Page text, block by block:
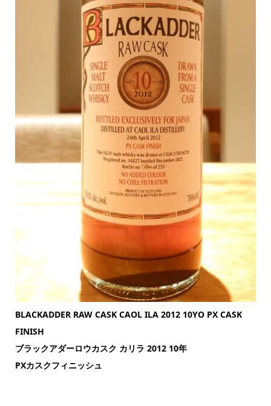
BLACKADDER RAW CASK CAOL ILA 2012 10YO PX CASK
FINISH
ブラックアダーロウカスク カリラ 2012 10年
PXカスクフィニッシュ